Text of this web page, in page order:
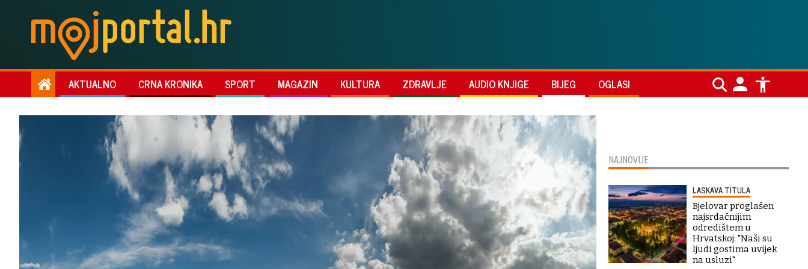
AKTUALNO CRNA KRONIKA SPORT MAGAZIN KULTURA ZDRAVLJE AUDIO KNJIGE BIJEG OGLASI
NAJNOVIJE
LASKAVA TITULA
Bjelovar proglašen
najsrdačnijim
odredištem u
Hrvatskoj: "Naši su
ljudi gostima uvijek
na usluzi"